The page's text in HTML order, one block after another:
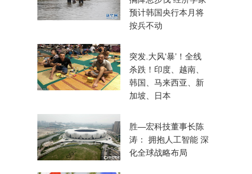
预计韩国央行本月将
按兵不动
突发.大风‘暴’！全线
杀跌！印度、越南、
韩国、马来西亚、新
加坡、日本
胜—宏科技董事长陈
涛： 拥抱人工智能 深
化全球战略布局